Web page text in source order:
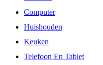
Computer
Huishouden
Keuken
Telefoon En Tablet